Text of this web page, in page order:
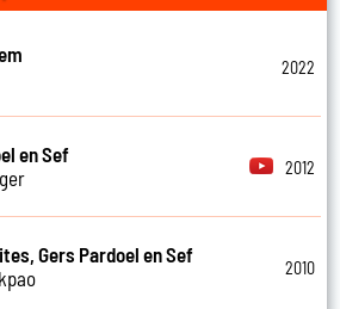
2022
en Sef
2012
Gers Pardoel en Sef
2010